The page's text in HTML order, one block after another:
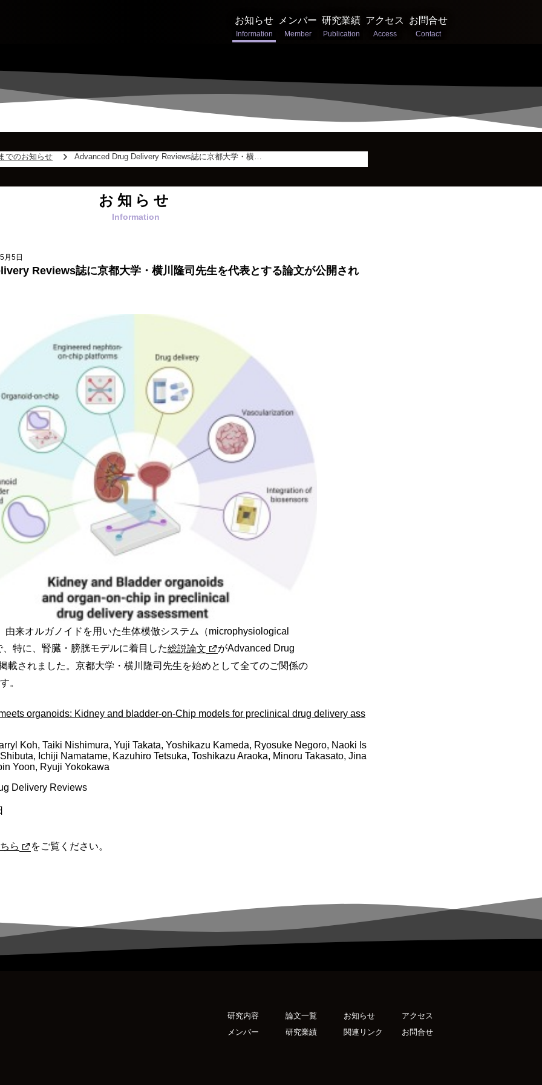
お知らせ メンバー 研究業績 アクセス お問合せ
でのお知らせ Advanced Drug Delivery Reviews誌に京都大学・横川隆司先生を代表とする論文が公開されました！
お知らせ
Reviews誌に京都大学・横川隆司先生を代表とする論文が公開され
月5日
来オルガノイドを用いた生体模倣システム（microphysiological
特に、腎臓・膀胱モデルに着目した総説論文
がAdvanced Drug
載されました。京都大学・横川隆司先生を始めとして全てのご関係の
。
organoids: Kidney and bladder-on-Chip models for preclinical drug delivery ass
Koh, Taiki Nishimura, Yuji Takata, Yoshikazu Kameda, Ryosuke Negoro, Naoki Is
Ichiji Namatame, Kazuhiro Tetsuka, Toshikazu Araoka, Minoru Takasato, Jina
Yoon, Ryuji Yokokawa
Delivery Reviews
ら をご覧ください。
研究内容
メンバー
論文一覧
研究業績
お知らせ
関連リンク
アクセス
お問合せ